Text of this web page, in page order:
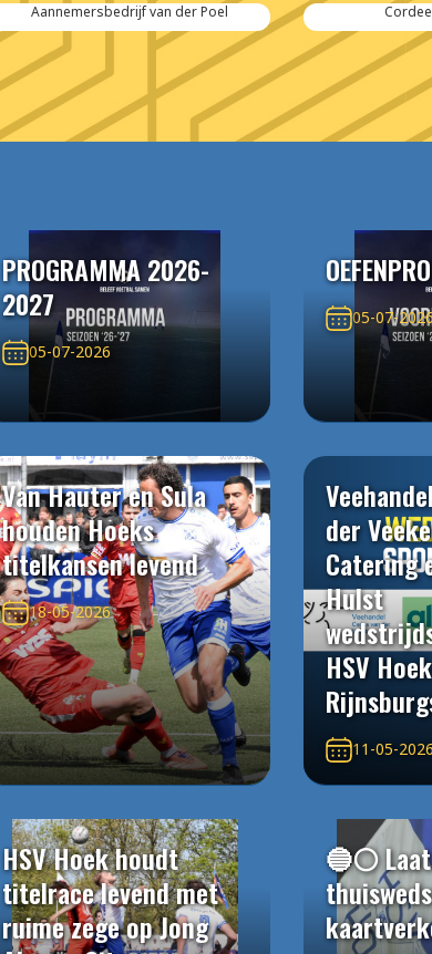
Cordeel Nederland SPIE-
PROGRAMMA 2026-
2027
05-07-2026
05-07-
Van Hauter en Sula
houden Hoeks
titelkansen levend
18-05-2026
der
Catering
Hulst
HSV
11-05-2026
HSV Hoek houdt
titelrace levend met
ruime zege op Jong
🔵⚪️